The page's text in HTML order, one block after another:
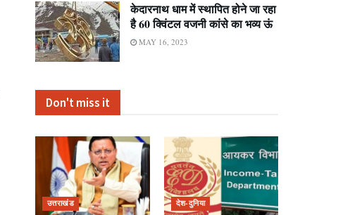
केदारनाथ धाम में स्थापित होने जा रहा
है 60 क्विंटल वजनी कांसे का भव्य ऊं
MAY 16, 2023
Don't miss it
उत्तराखंड देश-दुनिया